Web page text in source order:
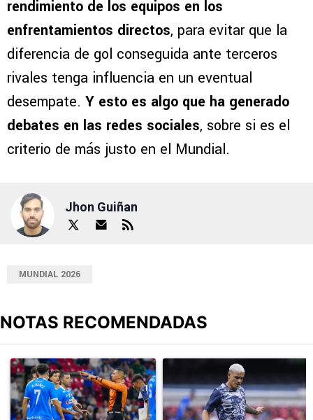
rendimiento de los equipos en los
enfrentamientos directos, para evitar que la
diferencia de gol conseguida ante terceros
rivales tenga influencia en un eventual
desempate. Y esto es algo que ha generado
debates en las redes sociales, sobre si es el
criterio de más justo en el Mundial.
Jhon Guiñan
MUNDIAL 2026
NOTAS RECOMENDADAS
Un artículo de tendencia con el título "Cruz Azul 2-3 Atlante:
Un artículo de tendencia con